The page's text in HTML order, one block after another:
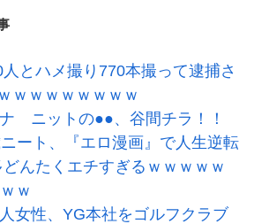
人とハメ撮り770本撮って逮捕さ
ｗｗｗｗｗｗｗｗ
ニットの●●、谷間チラ！！
ニート、『エロ漫画』で人生逆転
どんたくエチすぎるｗｗｗｗｗ
ｗ
人女性、YG本社をゴルフクラブ